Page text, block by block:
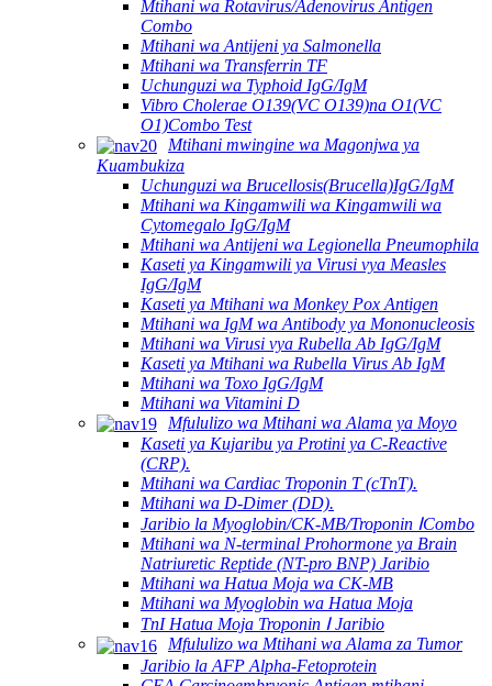
Mtihani wa Rotavirus/Adenovirus Antigen
Combo
Mtihani wa Antijeni ya Salmonella
Mtihani wa Transferrin TF
Uchunguzi wa Typhoid IgG/IgM
Vibro Cholerae O139(VC O139)na O1(VC
O1)Combo Test
Mtihani mwingine wa Magonjwa ya
Kuambukiza
Uchunguzi wa Brucellosis(Brucella)IgG/IgM
Mtihani wa Kingamwili wa Kingamwili wa
Cytomegalo IgG/IgM
Mtihani wa Antijeni wa Legionella Pneumophila
Kaseti ya Kingamwili ya Virusi vya Measles
IgG/IgM
Kaseti ya Mtihani wa Monkey Pox Antigen
Mtihani wa IgM wa Antibody ya Mononucleosis
Mtihani wa Virusi vya Rubella Ab IgG/IgM
Kaseti ya Mtihani wa Rubella Virus Ab IgM
Mtihani wa Toxo IgG/IgM
Mtihani wa Vitamini D
Mfululizo wa Mtihani wa Alama ya Moyo
Kaseti ya Kujaribu ya Protini ya C-Reactive
(CRP).
Mtihani wa Cardiac Troponin T (cTnT).
Mtihani wa D-Dimer (DD).
Jaribio la Myoglobin/CK-MB/Troponin ⅠCombo
Mtihani wa N-terminal Prohormone ya Brain
Natriuretic Reptide (NT-pro BNP) Jaribio
Mtihani wa Hatua Moja wa CK-MB
Mtihani wa Myoglobin wa Hatua Moja
TnI Hatua Moja Troponin Ⅰ Jaribio
Mfululizo wa Mtihani wa Alama za Tumor
Jaribio la AFP Alpha-Fetoprotein